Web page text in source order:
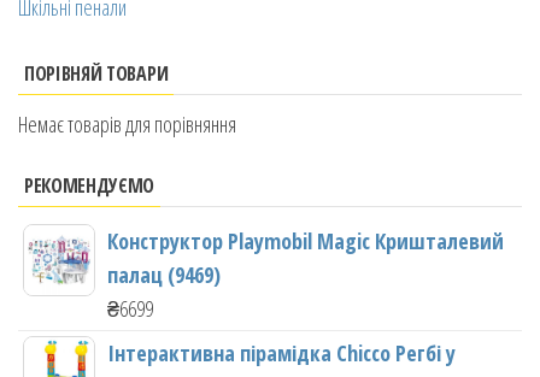
Шкільні пенали
ПОРІВНЯЙ ТОВАРИ
Немає товарів для порівняння
РЕКОМЕНДУЄМО
Конструктор Playmobil Magic Кришталевий
палац (9469)
₴6699
Інтерактивна пірамідка Chicco Регбі у